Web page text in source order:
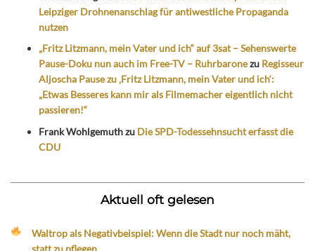
Leipziger Drohnenanschlag für antiwestliche Propaganda
nutzen
„Fritz Litzmann, mein Vater und ich“ auf 3sat – Sehenswerte
Pause-Doku nun auch im Free-TV – Ruhrbaronezu Regisseur
Aljoscha Pause zu ‚Fritz Litzmann, mein Vater und ich‘:
„Etwas Besseres kann mir als Filmemacher eigentlich nicht
passieren!“
Frank Wohlgemuthzu Die SPD-Todessehnsucht erfasst die
CDU
Aktuell oft gelesen
Waltrop als Negativbeispiel: Wenn die Stadt nur noch mäht,
statt zu pflegen